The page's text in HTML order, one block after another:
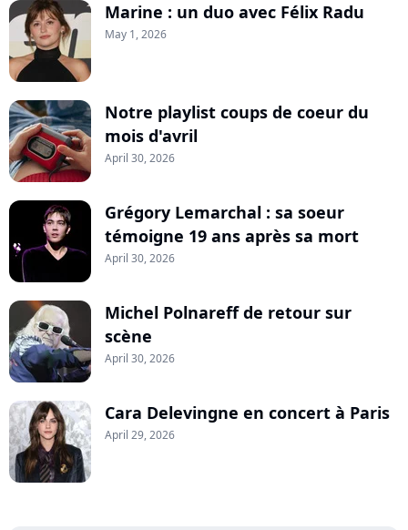
Marine : un duo avec Félix Radu
May 1, 2026
Notre playlist coups de coeur du
mois d'avril
April 30, 2026
Grégory Lemarchal : sa soeur
témoigne 19 ans après sa mort
April 30, 2026
Michel Polnareff de retour sur
scène
April 30, 2026
Cara Delevingne en concert à Paris
April 29, 2026